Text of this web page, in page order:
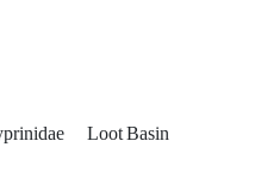
Loot Basin